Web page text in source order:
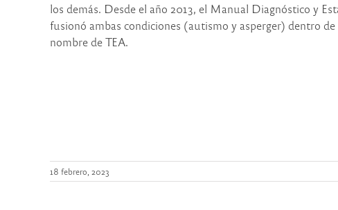
los demás. Desde el año 2013, el Manual Diagnóstico y
fusionó ambas condiciones (autismo y asperger) dentro
nombre de TEA.
18 febrero, 2023